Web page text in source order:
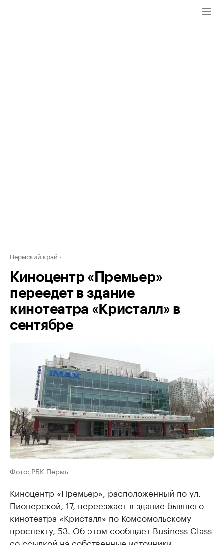
Пермский край
Киноцентр «Премьер»
переедет в здание
кинотеатра «Кристалл» в
сентябре
Фото: РБК Пермь
Киноцентр «Премьер», расположенный по ул.
Пионерской, 17, переезжает в здание бывшего
кинотеатра «Кристалл» по Комсомольскому
проспекту, 53. Об этом сообщает Business Class